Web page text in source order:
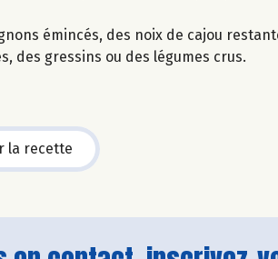
émincés, des noix de cajou
des gressins ou des légumes crus.
la recette